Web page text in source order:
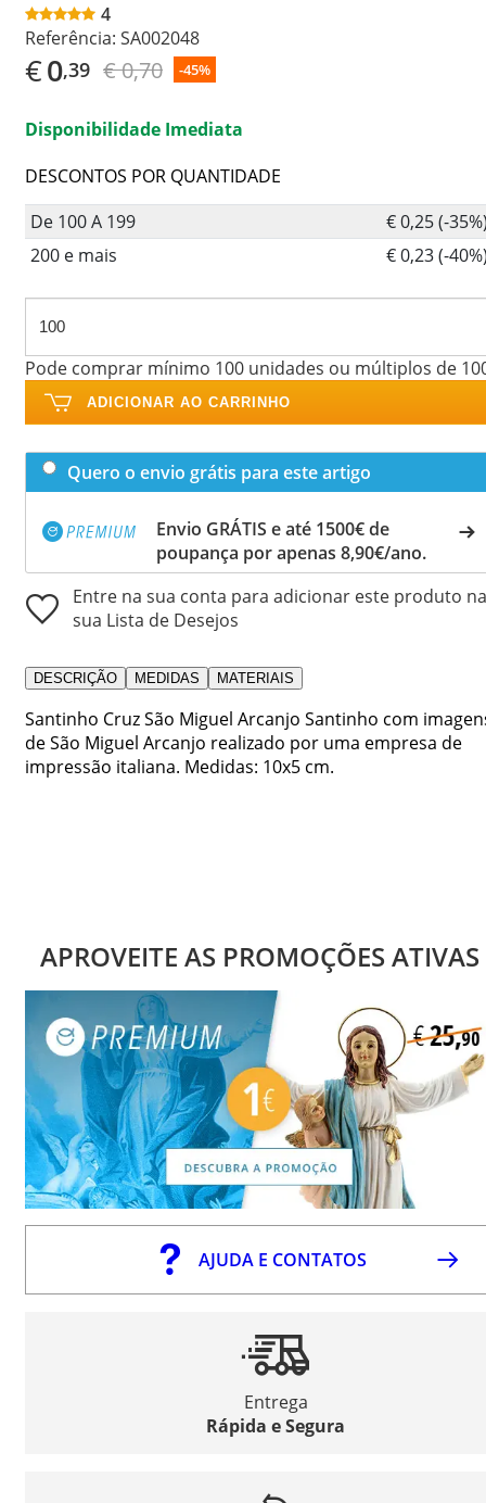
4
Referência: SA002048
€0,39 € 0,70 -45%
Disponibilidade Imediata
DESCONTOS POR QUANTIDADE
De 100 A 199
€ 0,25 (-
200 e mais
€ 0,23 (-
Pode comprar mínimo 100 unidades ou múltiplos de
ADICIONAR AO CARRINHO
Quero o envio grátis para este artigo
Envio GRÁTIS e até 1500€ de
poupança por apenas 8,90€/ano.
Entre na sua conta para adicionar este produto na
sua Lista de Desejos
DESCRIÇÃO MEDIDAS MATERIAIS
Santinho Cruz São Miguel Arcanjo Santinho com
de São Miguel Arcanjo realizado por uma empresa de
impressão italiana. Medidas: 10x5 cm.
APROVEITE AS PROMOÇÕES ATIVAS
AJUDA E CONTATOS
Entrega
Rápida e Segura